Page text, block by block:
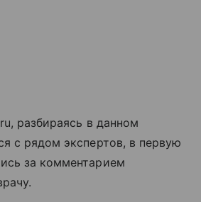
разбираясь в данном
с рядом экспертов, в первую
за комментарием